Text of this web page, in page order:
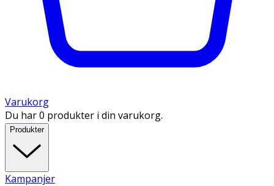
Varukorg
Du har 0 produkter i din varukorg.
Produkter
Kampanjer